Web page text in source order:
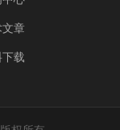
文章
下载